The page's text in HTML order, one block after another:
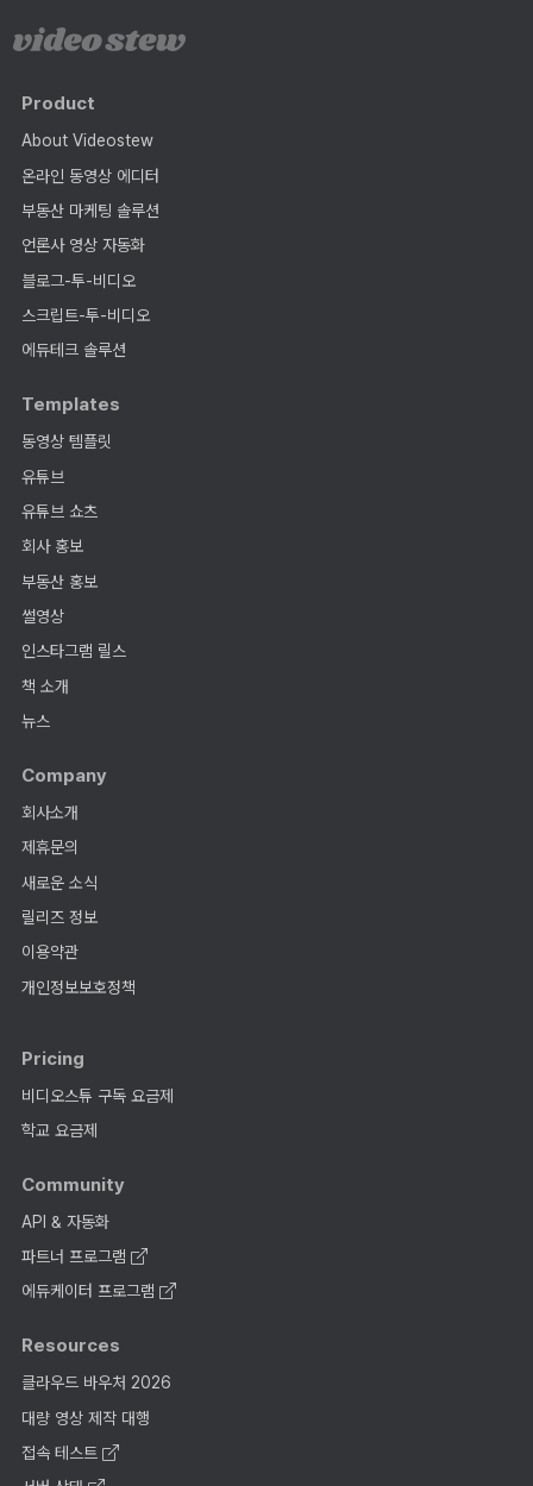
Product
About Videostew
온라인 동영상 에디터
부동산 마케팅 솔루션
언론사 영상 자동화
블로그-투-비디오
스크립트-투-비디오
에듀테크 솔루션
Templates
동영상 템플릿
유튜브
유튜브 쇼츠
회사 홍보
부동산 홍보
썰영상
인스타그램 릴스
책 소개
뉴스
Company
회사소개
제휴문의
새로운 소식
릴리즈 정보
이용약관
개인정보보호정책
Pricing
비디오스튜 구독 요금제
학교 요금제
Community
API & 자동화
파트너 프로그램
에듀케이터 프로그램
Resources
클라우드 바우처 2026
대량 영상 제작 대행
접속 테스트